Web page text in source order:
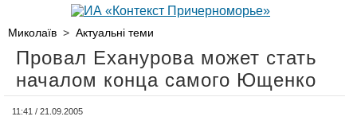
Миколаїв > Актуальні теми
Провал Еханурова может стать
началом конца самого Ющенко
11:41 / 21.09.2005